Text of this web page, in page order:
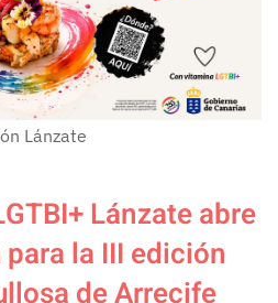
Lánzate
Lánzate abre
la III edición
de Arrecife